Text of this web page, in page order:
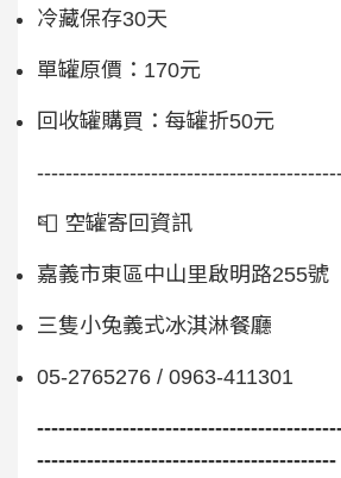
冷藏保存30天
單罐原價：170元
回收罐購買：每罐折50元
📮 空罐寄回資訊
嘉義市東區中山里啟明路255號
三隻小兔義式冰淇淋餐廳
05-2765276 / 0963-411301
------------------------------------------